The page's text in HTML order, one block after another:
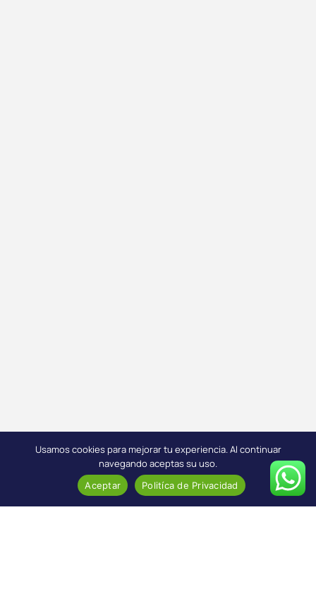
Usamos cookies para mejorar tu experiencia. Al continuar
navegando aceptas su uso.
Aceptar Politíca de Privacidad